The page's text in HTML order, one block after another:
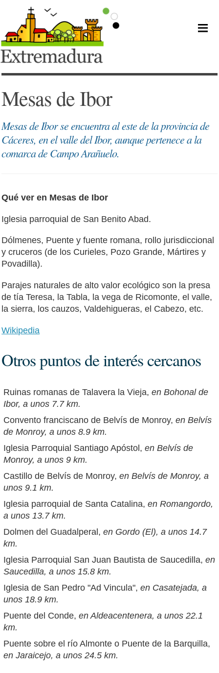
Mesas de Ibor
Mesas de Ibor se encuentra al este de la provincia de
Cáceres, en el valle del Ibor, aunque pertenece a la
comarca de Campo Arañuelo.
Qué ver en Mesas de Ibor
Iglesia parroquial de San Benito Abad.
Dólmenes, Puente y fuente romana, rollo jurisdiccional
y cruceros (de los Curieles, Pozo Grande, Mártires y
Povadilla).
Parajes naturales de alto valor ecológico son la presa
de tía Teresa, la Tabla, la vega de Ricomonte, el valle,
la sierra, los cauzos, Valdehigueras, el Cabezo, etc.
Wikipedia
Otros puntos de interés cercanos
Ruinas romanas de Talavera la Vieja, en Bohonal de
Ibor, a unos 7.7 km.
Convento franciscano de Belvís de Monroy, en Belvís
de Monroy, a unos 8.9 km.
Iglesia Parroquial Santiago Apóstol, en Belvís de
Monroy, a unos 9 km.
Castillo de Belvís de Monroy, en Belvís de Monroy, a
unos 9.1 km.
Iglesia parroquial de Santa Catalina, en Romangordo,
a unos 13.7 km.
Dolmen del Guadalperal, en Gordo (El), a unos 14.7
km.
Iglesia Parroquial San Juan Bautista de Saucedilla, en
Saucedilla, a unos 15.8 km.
Iglesia de San Pedro "Ad Vincula", en Casatejada, a
unos 18.9 km.
Puente del Conde, en Aldeacentenera, a unos 22.1
km.
Puente sobre el río Almonte o Puente de la Barquilla,
en Jaraicejo, a unos 24.5 km.